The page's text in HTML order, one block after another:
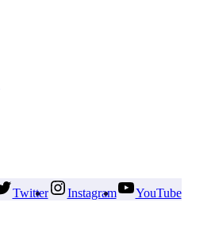
Twitter Instagram YouTube